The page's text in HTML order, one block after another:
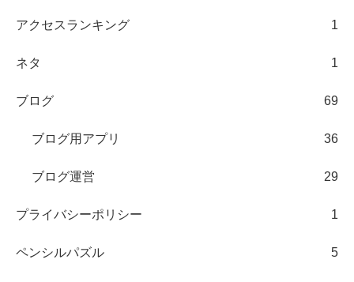
アクセスランキング 1
ネタ 1
ブログ 69
ブログ用アプリ 36
ブログ運営 29
プライバシーポリシー 1
ペンシルパズル 5